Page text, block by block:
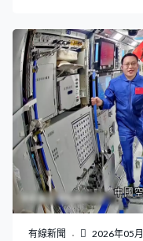
災區、東部伊圖里省
在街市噴灑消毒藥水
仍面臨重重難關，伊
縱火案。襲擊者指控
護交還兩具染疫死亡
戰，18名疑似感染伊
有天主教教徒無視政
撒，神職人員向信眾
織表示，當地政局不
年活在惶恐之中，以
令民眾非常不滿疫情
有線新聞 2026年05